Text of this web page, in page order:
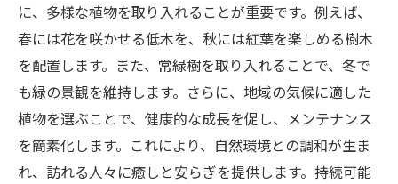
に、多様な植物を取り入れることが重要です。例えば、
春には花を咲かせる低木を、秋には紅葉を楽しめる樹木
を配置します。また、常緑樹を取り入れることで、冬で
も緑の景観を維持します。さらに、地域の気候に適した
植物を選ぶことで、健康的な成長を促し、メンテナンス
を簡素化します。これにより、自然環境との調和が生ま
れ、訪れる人々に癒しと安らぎを提供します。持続可能